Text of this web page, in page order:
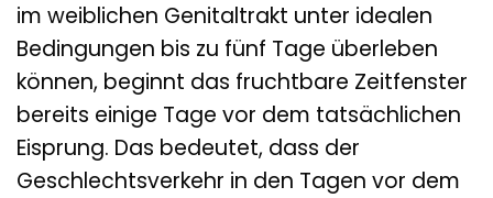
im weiblichen Genitaltrakt unter idealen
Bedingungen bis zu fünf Tage überleben
können, beginnt das fruchtbare Zeitfenster
bereits einige Tage vor dem tatsächlichen
Eisprung. Das bedeutet, dass der
Geschlechtsverkehr in den Tagen vor dem